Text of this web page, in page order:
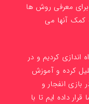
معرفی روش ها
آنها می
وب سایت را در سال 1398 راه اندازی کردیم و در
کرده و آموزش
انفجار و
داده ایم تا با